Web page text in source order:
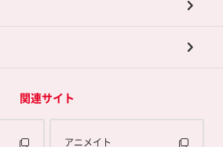
関連サイト
アニメイト